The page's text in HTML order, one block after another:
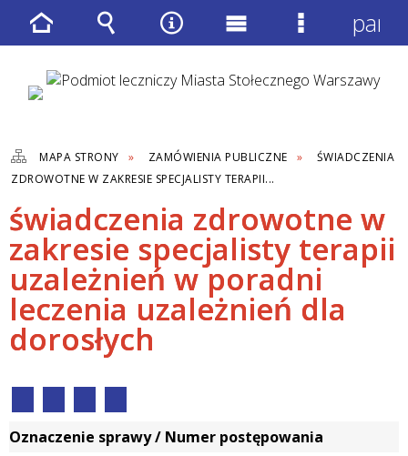
MAPA STRONY ZAMÓWIENIA PUBLICZNE
ŚWIADCZENIA
ZDROWOTNE W ZAKRESIE SPECJALISTY TERAPII...
świadczenia zdrowotne w
zakresie specjalisty terapii
uzależnień w poradni
leczenia uzależnień dla
dorosłych
Oznaczenie sprawy / Numer postępowania
Strona
główna
Wyszukiwarka
Narzędzia
Menu
główne
Menu
panel